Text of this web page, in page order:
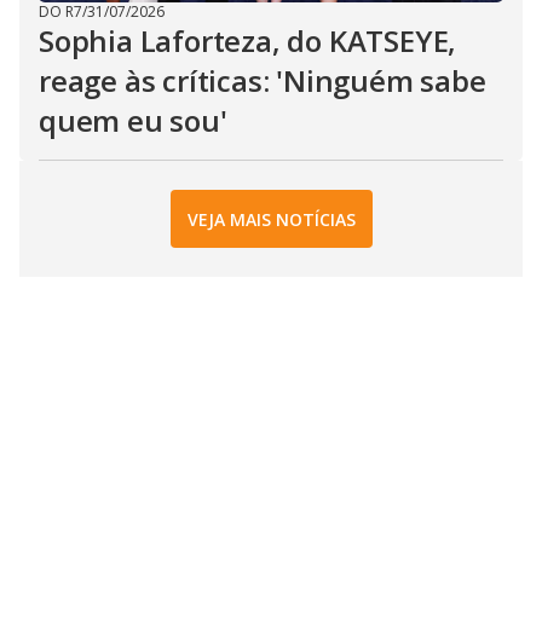
DO R7/31/07/2026
Sophia Laforteza, do KATSEYE,
reage às críticas: 'Ninguém sabe
quem eu sou'
VEJA MAIS NOTÍCIAS